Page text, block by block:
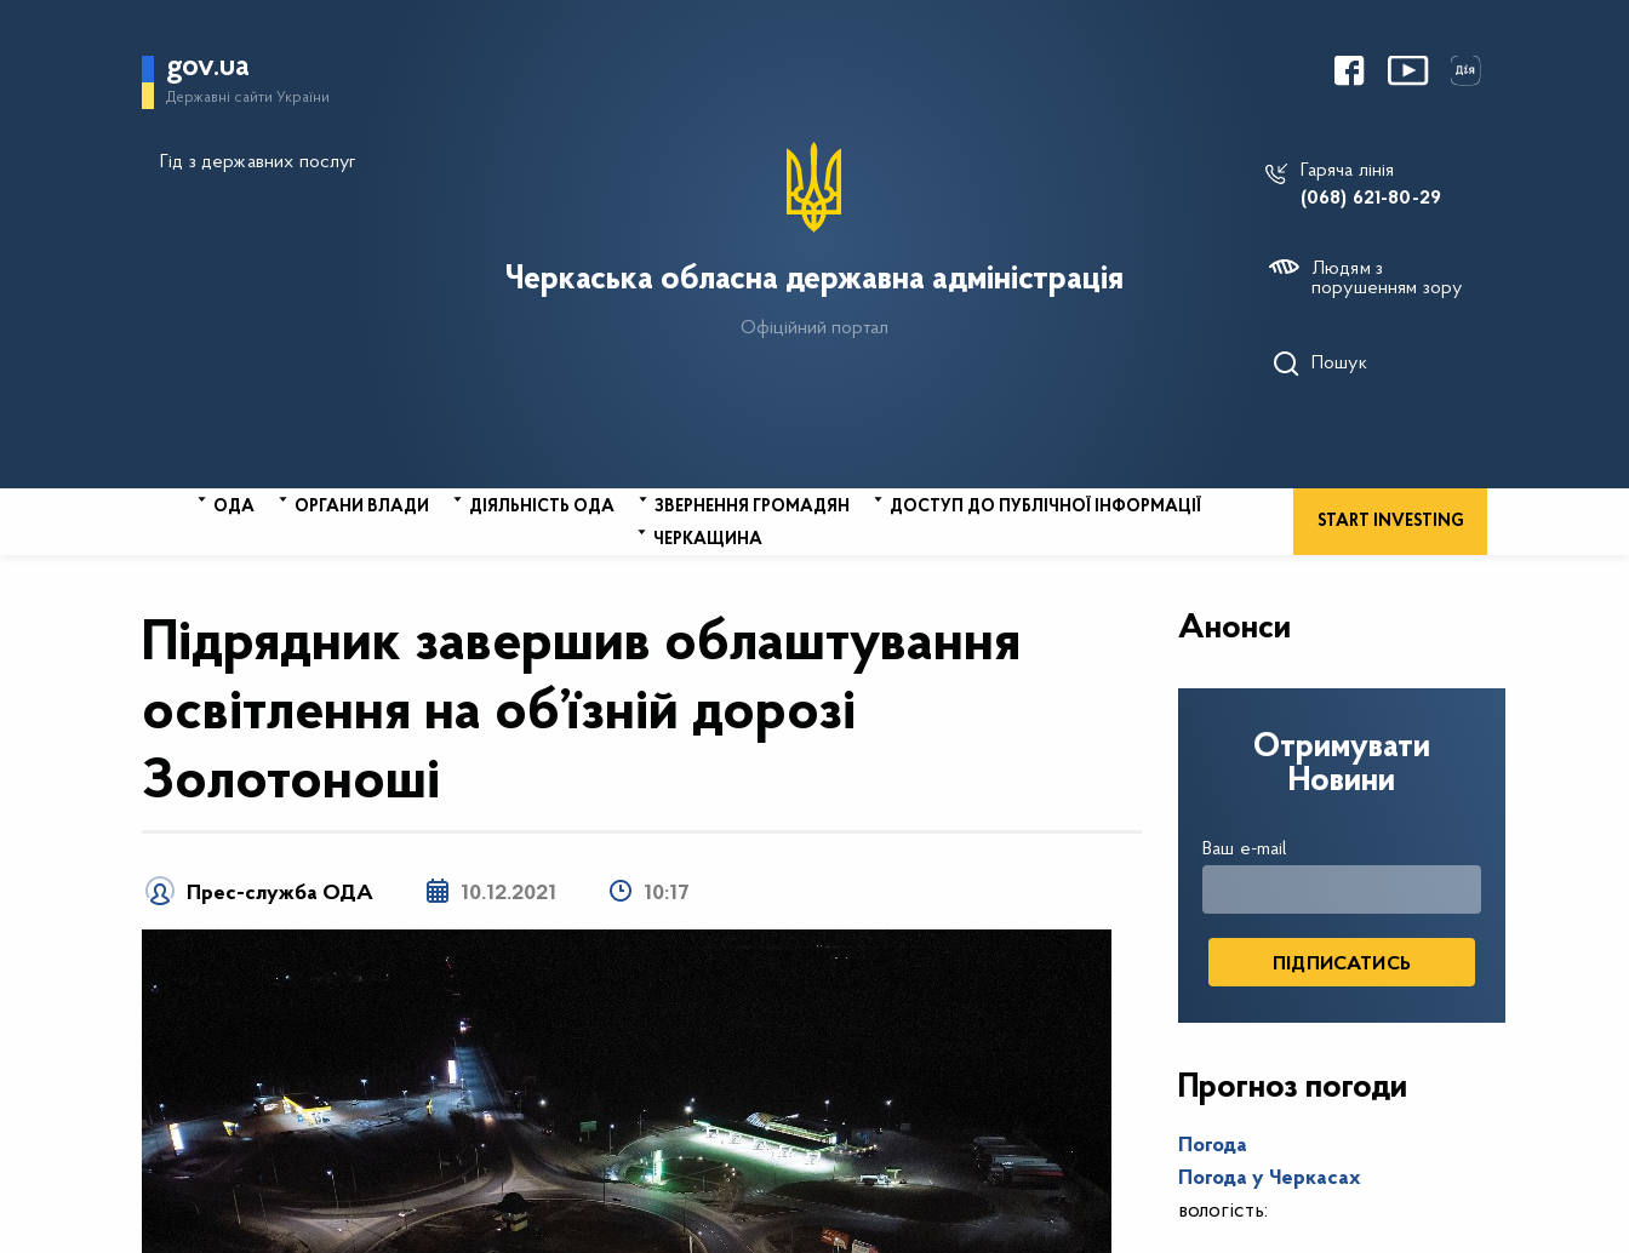
gov.ua
Державні сайти України
Гід з державних послуг
Черкаська обласна державна адміністрація
Офіційний портал
Гаряча лінія
(068) 621-80-29
Людям з
порушенням зору
Пошук
ОДА ОРГАНИ ВЛАДИ ДІЯЛЬНІСТЬ ОДА ЗВЕРНЕННЯ ГРОМАДЯН
ДОСТУП ДО ПУБЛІЧНОЇ ІНФОРМАЦІЇ
ЧЕРКАЩИНА
START INVESTING
Підрядник завершив облаштування
освітлення на об’їзній дорозі
Золотоноші
Прес-служба ОДА 10.12.2021 10:17
Анонси
Отримувати
Новини
Ваш e-mail
Прогноз погоди
Погода
Погода у Черкасах
вологість: